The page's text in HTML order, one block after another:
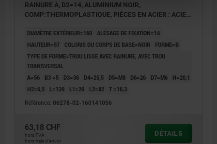
RAINURE A, D2=14, ALUMINIUM NOIR,
COMP:THERMOPLASTIQUE, PIÈCES EN ACIER : ACIER,
DIAMÈTRE EXTÉRIEUR=160 ALÉSAGE DE FIXATION=14
HAUTEUR=57
COLORIS DU CORPS DE BASE=NOIR
FORME=B
TYPE DE FORME=TROU LISSE AVEC RAINURE, AVEC TROU
TRANSVERSAL
A=56
B3 =5 D3=36 D4=25,5 D5=M8 D6=26 D7=M6
H=20,1
H2=6,5
L=139 L1=20 L2=82 T =16,3
Référence: 06278-02-160141056
63,18 CHF
hors TVA
hors frais d’envoi
DÉTAILS